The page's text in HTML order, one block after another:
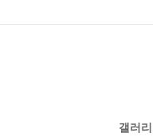
갤러